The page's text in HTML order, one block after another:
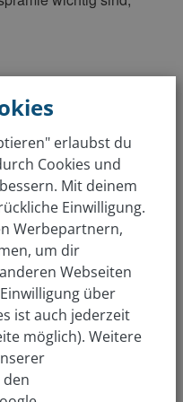
Unfallrisiko nach
durch
des Versicherten
erlaubst du
Cookies und
Mit deinem
Einwilligung.
Werbepartnern,
um dir
Webseiten
über
ist auch jederzeit
möglich). Weitere